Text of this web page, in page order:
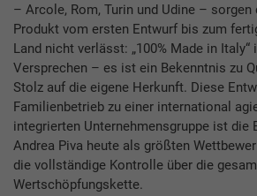
– Arcole, Rom, Turin und Udine – sorgen
Produkt vom ersten Entwurf bis zum
Land nicht verlässt: „100% Made in
Versprechen – es ist ein Bekenntnis zu
Stolz auf die eigene Herkunft. Diese
Familienbetrieb zu einer international
integrierten Unternehmensgruppe ist die
Andrea Piva heute als größten
die vollständige Kontrolle über die
Wertschöpfungskette.